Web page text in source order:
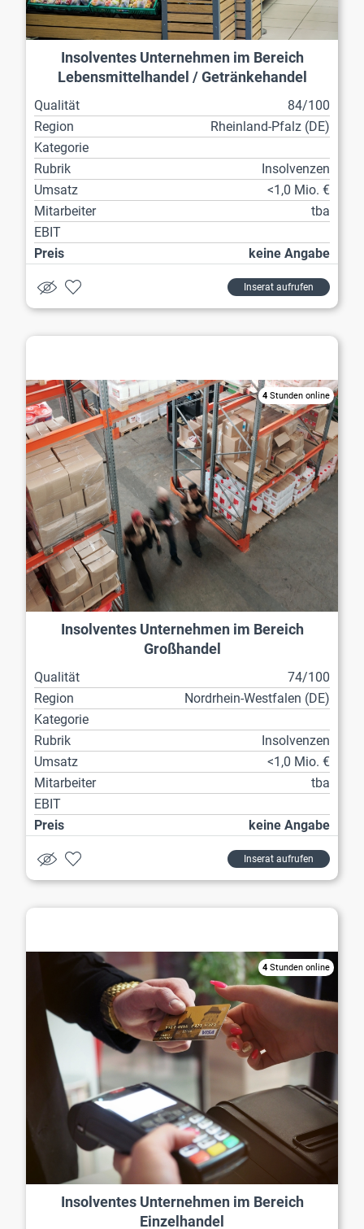
Insolventes Unternehmen im Bereich
Lebensmittelhandel / Getränkehandel
Qualität
84/100
Region
Rheinland-Pfalz (DE)
Kategorie
Rubrik
Insolvenzen
Umsatz
<1,0 Mio. €
Mitarbeiter
tba
EBIT
Preis
keine Angabe
Inserat aufrufen
4 Stunden online
Insolventes Unternehmen im Bereich
Großhandel
Qualität
74/100
Region
Nordrhein-Westfalen (DE)
Kategorie
Rubrik
Insolvenzen
Umsatz
<1,0 Mio. €
Mitarbeiter
tba
EBIT
Preis
keine Angabe
Inserat aufrufen
4 Stunden online
Insolventes Unternehmen im Bereich
Einzelhandel